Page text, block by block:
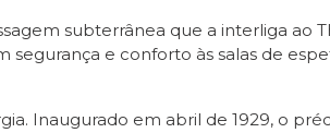
subterrânea que a interliga ao
segurança e conforto às salas de
Inaugurado em abril de 1929, o